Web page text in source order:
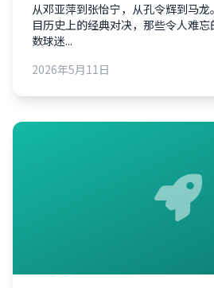
从邓亚萍到张怡宁，从孔令辉到马
目历史上的经典对决，那些令人难
数球迷...
2026年5月11日